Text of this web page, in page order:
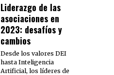
Liderazgo de las
asociaciones en
2023: desafíos y
cambios
Desde los valores DEI
hasta Inteligencia
Artificial, los líderes de